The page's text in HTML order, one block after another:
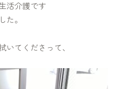
活介護です
。
てくださって、